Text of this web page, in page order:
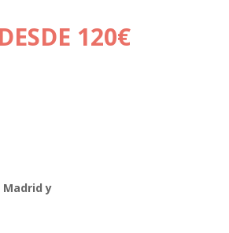
120€
Madrid y